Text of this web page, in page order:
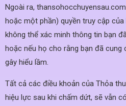
Ngoài ra,
hoặc một phần) quyền truy cập của
không thể xác minh thông tin bạn
hoặc nếu họ cho rằng bạn đã cung
gây hiểu lầm.
Tất cả các điều khoản của Thỏa
hiệu lực sau khi chấm dứt, sẽ vẫn